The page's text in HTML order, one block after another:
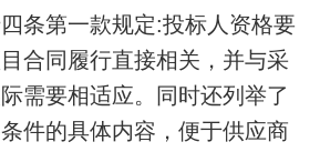
条第一款规定:投标人资格要
合同履行直接相关，并与采
需要相适应。同时还列举了
件的具体内容，便于供应商